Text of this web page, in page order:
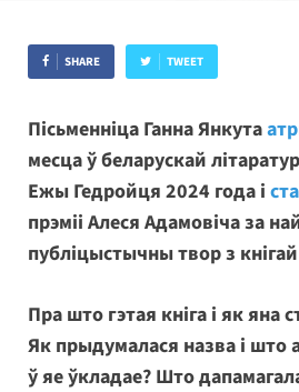
SHARE TWEET
Пісьменніца Ганна Янкута
месца ў беларускай
Ежы Гедройця 2024 года і
прэміі Алеся Адамовіча за
публіцыстычны твор з
Пра што гэтая кніга і як яна
Як прыдумалася назва і што
ў яе ўкладае? Што